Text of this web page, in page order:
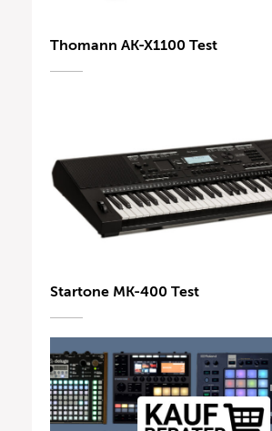
Thomann AK-X1100 Test
Startone MK-400 Test